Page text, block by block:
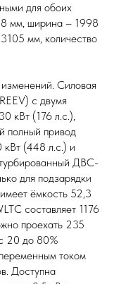
для обоих
мм, ширина – 1998
мм, количество
Силовая
с двумя
кВт (176 л.с.),
полный привод
(448 л.с.) и
ДВС-
для подзарядки
ёмкость 52,3
составляет 1176
проехать 235
20 до 80%
током
Доступна